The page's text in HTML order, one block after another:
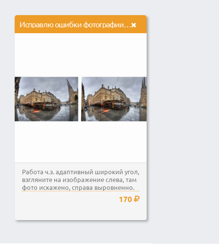
Исправлю ошибки фотографии в частности их искажения
Работа ч.з. адаптивный широкий угол,
взгляните на изображение слева, там
фото искажено, справа выровненно.
170